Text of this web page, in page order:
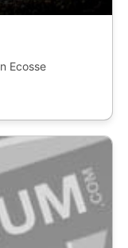
Ecosse